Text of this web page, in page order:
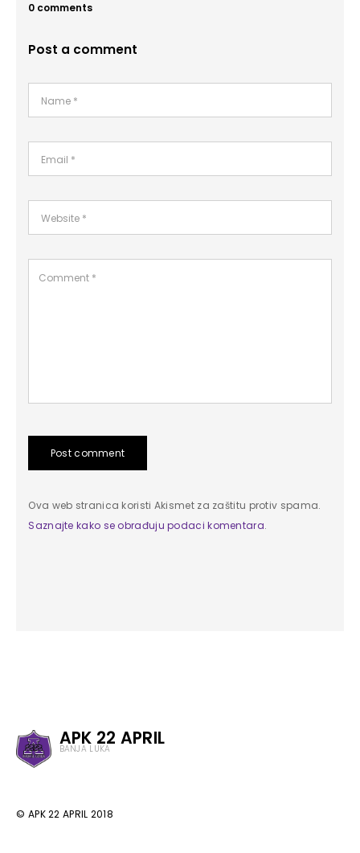
0 comments
Post a comment
Post comment
Ova web stranica koristi Akismet za zaštitu protiv spama.
Saznajte kako se obrađuju podaci komentara.
APK 22 APRIL
BANJA LUKA
© APK 22 APRIL 2018